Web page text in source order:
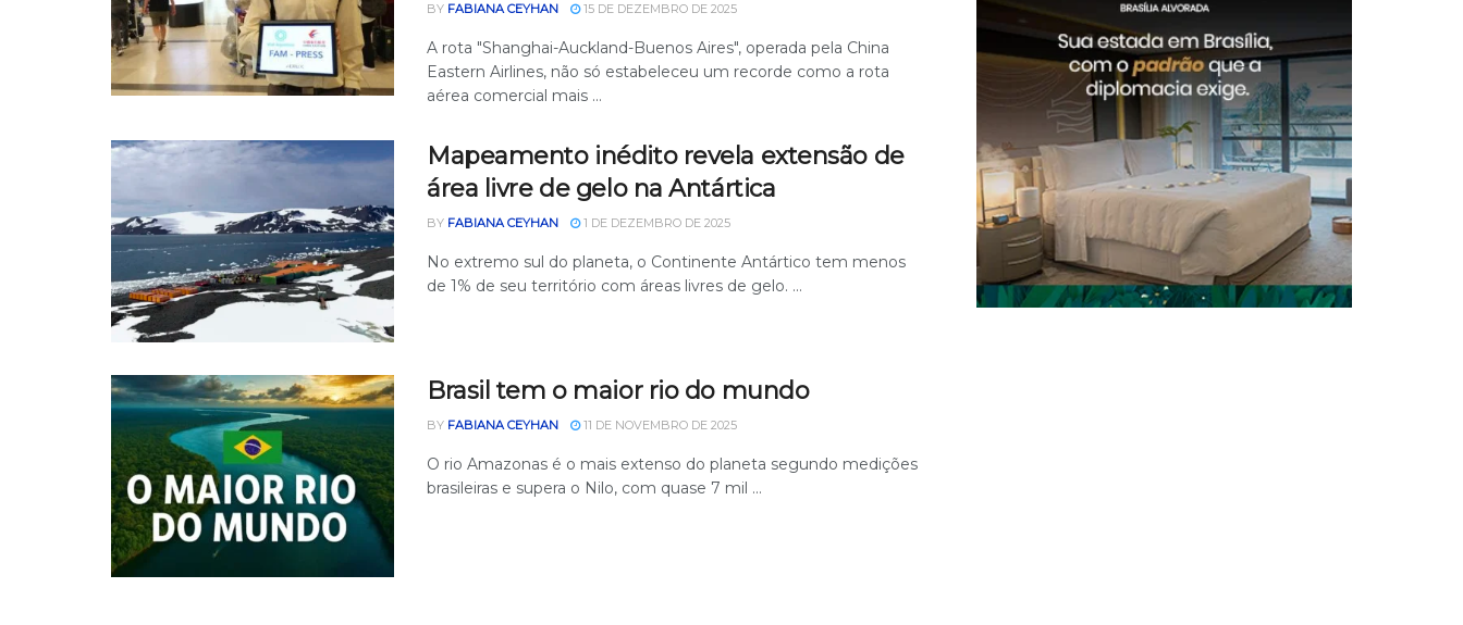
BY FABIANA CEYHAN 15 DE DEZEMBRO DE 2025
A rota "Shanghai-Auckland-Buenos Aires", operada pela China
Eastern Airlines, não só estabeleceu um recorde como a rota
aérea comercial mais ...
Mapeamento inédito revela extensão de
área livre de gelo na Antártica
BY FABIANA CEYHAN 1 DE DEZEMBRO DE 2025
No extremo sul do planeta, o Continente Antártico tem menos
de 1% de seu território com áreas livres de gelo. ...
Brasil tem o maior rio do mundo
BY FABIANA CEYHAN 11 DE NOVEMBRO DE 2025
O rio Amazonas é o mais extenso do planeta segundo medições
brasileiras e supera o Nilo, com quase 7 mil ...